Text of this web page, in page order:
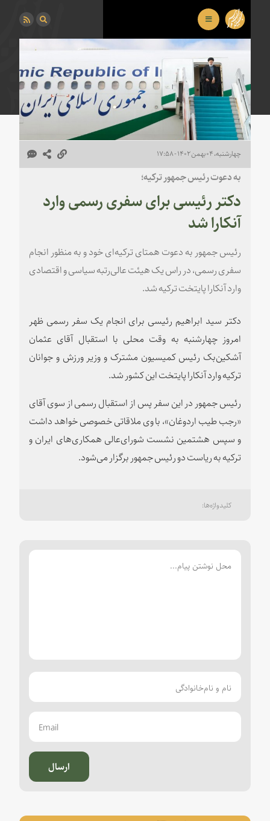
چهارشنبه، ۰۴ بهمن ۱۴۰۲ - ۱۷:۵۸
به دعوت رئیس جمهور ترکیه؛
دکتر رئیسی برای سفری رسمی وارد
آنکارا شد
رئیس جمهور به دعوت همتای ترکیه‌ای خود و به منظور انجام
سفری رسمی، در راس یک هیئت عالی‌رتبه سیاسی و اقتصادی
وارد آنکارا پایتخت ترکیه شد.
دکتر سید ابراهیم رئیسی برای انجام یک سفر رسمی ظهر
امروز چهارشنبه به وقت محلی با استقبال آقای عثمان
آشکین‌بک رئیس کمیسیون مشترک و وزیر ورزش و جوانان
ترکیه وارد آنکارا پایتخت این کشور شد.
رئیس جمهور در این سفر پس از استقبال رسمی از سوی آقای
«رجب طیب اردوغان»، با وی ملاقاتی خصوصی خواهد داشت
و سپس هشتمین نشست شورای‌عالی همکاری‌های ایران و
ترکیه به ریاست دو رئیس جمهور برگزار می‌شود.
ارسال